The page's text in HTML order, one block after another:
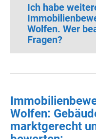
Ich habe
Wolfen. Wer
Fragen?
Wolfen:
marktgerecht